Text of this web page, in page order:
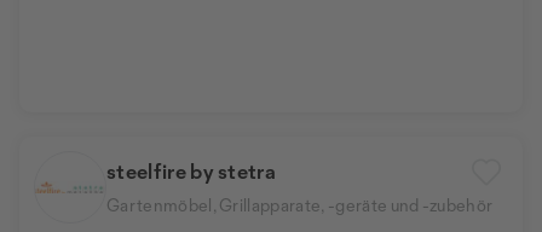
steelfire by stetra
Gartenmöbel, Grillapparate, -geräte und -zubehör